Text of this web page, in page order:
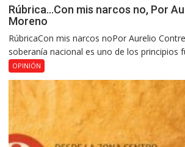
Rúbrica…Con mis narcos no, Por
Moreno
RúbricaCon mis narcos noPor Aurelio
soberanía nacional es uno de los principios
OPINIÓN